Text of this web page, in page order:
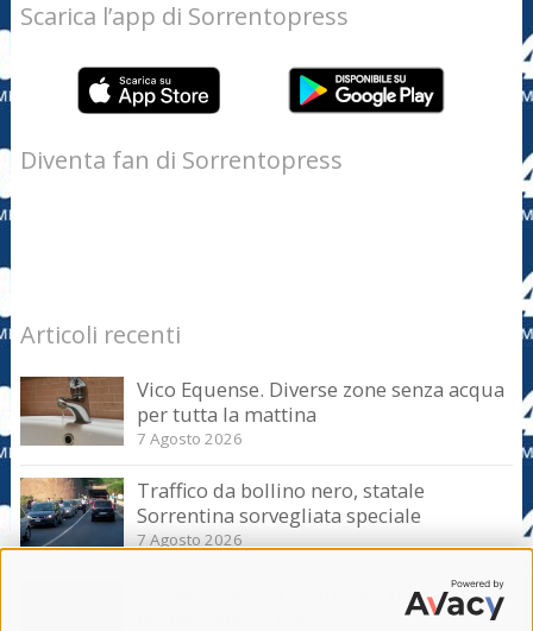
Scarica l’app di Sorrentopress
Diventa fan di Sorrentopress
Articoli recenti
Vico Equense. Diverse zone senza acqua
per tutta la mattina
7 Agosto 2026
Traffico da bollino nero, statale
Sorrentina sorvegliata speciale
7 Agosto 2026
Sorrento-Massa Lubrense. Torna a casa